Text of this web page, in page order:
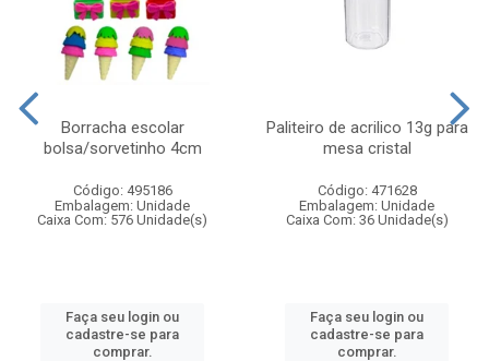
Borracha escolar
bolsa/sorvetinho 4cm
Código: 495186
Embalagem: Unidade
Caixa Com: 576 Unidade(s)
Faça seu login ou
cadastre-se para
comprar.
Paliteiro de acrilico 13g para
mesa cristal
Código: 471628
Embalagem: Unidade
Caixa Com: 36 Unidade(s)
Faça seu login ou
cadastre-se para
comprar.